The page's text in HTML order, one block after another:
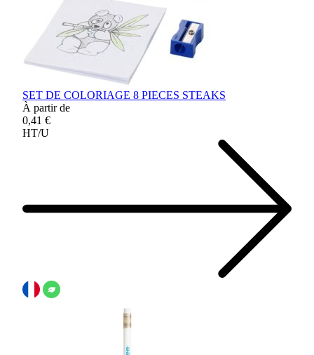
SET DE COLORIAGE 8 PIECES STEAKS
À partir de
0,41 €
HT/U